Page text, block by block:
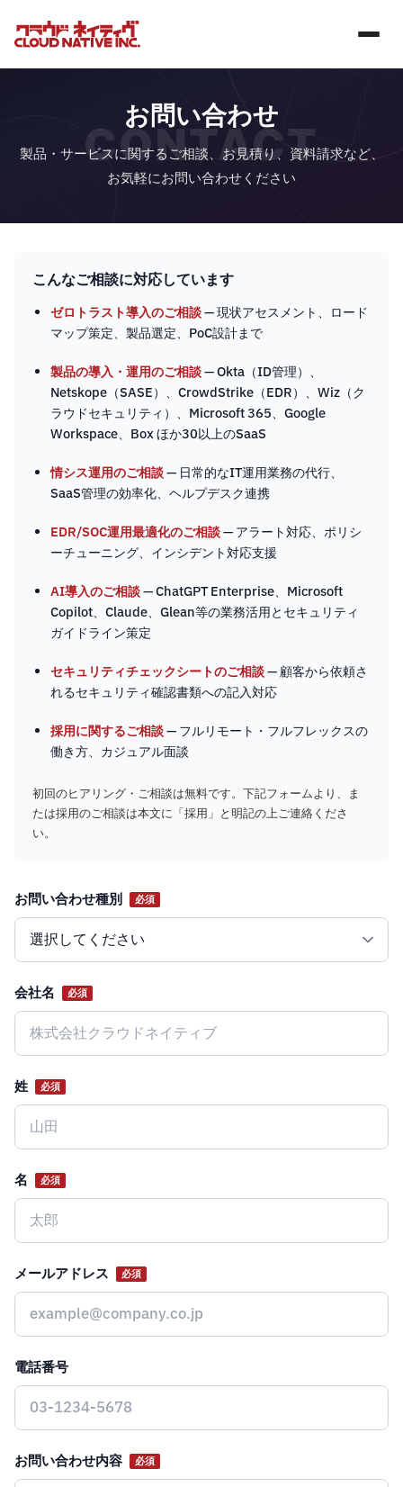
CONTACT
お問い合わせ
製品・サービスに関するご相談、お見積り、資料請求など、
お気軽にお問い合わせください
こんなご相談に対応しています
ゼロトラスト導入のご相談— 現状アセスメント、ロード
マップ策定、製品選定、PoC設計まで
製品の導入・運用のご相談— Okta（ID管理）、
Netskope（SASE）、CrowdStrike（EDR）、Wiz（ク
ラウドセキュリティ）、Microsoft 365、Google
Workspace、Box ほか30以上のSaaS
情シス運用のご相談— 日常的なIT運用業務の代行、
SaaS管理の効率化、ヘルプデスク連携
EDR/SOC運用最適化のご相談— アラート対応、ポリシ
ーチューニング、インシデント対応支援
AI導入のご相談— ChatGPT Enterprise、Microsoft
Copilot、Claude、Glean等の業務活用とセキュリティ
ガイドライン策定
セキュリティチェックシートのご相談— 顧客から依頼さ
れるセキュリティ確認書類への記入対応
採用に関するご相談— フルリモート・フルフレックスの
働き方、カジュアル面談
初回のヒアリング・ご相談は無料です。下記フォームより、ま
たは採用のご相談は本文に「採用」と明記の上ご連絡くださ
い。
Website
お問い合わせ種別 必須
会社名 必須
姓 必須
名 必須
メールアドレス 必須
電話番号
お問い合わせ内容 必須